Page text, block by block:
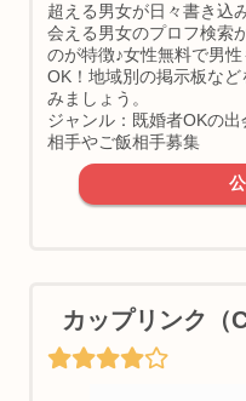
超える男女が日々書き込
会える男女のプロフ検索
のが特徴♪女性無料で男
OK！地域別の掲示板な
みましょう。
ジャンル：既婚者OKの
相手やご飯相手募集
カップリンク（